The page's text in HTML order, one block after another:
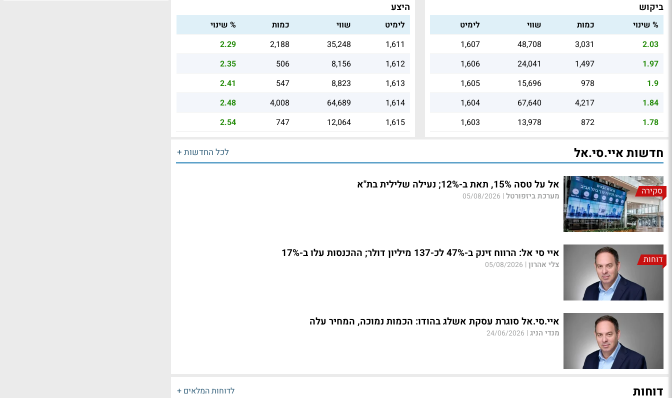
ביקוש
% שינוי כמות שווי
לימיט
2.03
3,031
48,708
1,607
1.97
1,497
24,041
1,606
1.9
978
15,696
1,605
1.84
4,217
67,640
1,604
1.78
872
13,978
1,603
היצע
לימיט שווי כמות
% שינוי
1,611
35,248
2,188
2.29
1,612
8,156
506
2.35
1,613
8,823
547
2.41
1,614
64,689
4,008
2.48
1,615
12,064
747
2.54
חדשות איי.סי.אל לכל החדשות +
סקירה אל על טסה 15%, תאת ב-12%; נעילה שלילית בת"א
מערכת ביזפורטל |
05/08/2026
דוחות איי סי אל: הרווח זינק ב-47% לכ-137 מיליון דולר; ההכנסות עלו ב-17%
צלי אהרון |
05/08/2026
איי.סי.אל סוגרת עסקת אשלג בהודו: הכמות נמוכה, המחיר עלה
מנדי הניג |
24/06/2026
דוחות לדוחות המלאים +